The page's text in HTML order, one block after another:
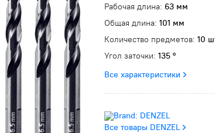
Рабочая длина: 63 мм
Общая длина: 101 мм
Количество предметов: 10
Угол заточки: 135 °
Все характеристики
Все товары DENZEL